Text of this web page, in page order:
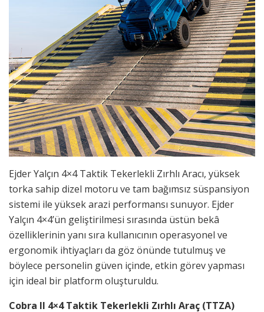
Ejder Yalçın 4×4 Taktik Tekerlekli Zırhlı Aracı, yüksek
torka sahip dizel motoru ve tam bağımsız süspansiyon
sistemi ile yüksek arazi performansı sunuyor. Ejder
Yalçın 4×4’ün geliştirilmesi sırasında üstün bekâ
özelliklerinin yanı sıra kullanıcının operasyonel ve
ergonomik ihtiyaçları da göz önünde tutulmuş ve
böylece personelin güven içinde, etkin görev yapması
için ideal bir platform oluşturuldu.
Cobra II 4×4 Taktik Tekerlekli Zırhlı Araç (TTZA)